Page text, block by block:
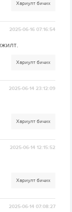
Хариулт бичих
2025-06-16 07:16:54
Хариулт бичих
2025-06-14 23:12:09
Хариулт бичих
2025-06-14 12:15:52
Хариулт бичих
2025-06-14 07:08:27